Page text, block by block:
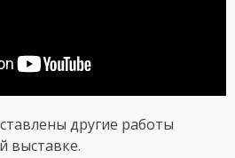
другие работы
выставке.